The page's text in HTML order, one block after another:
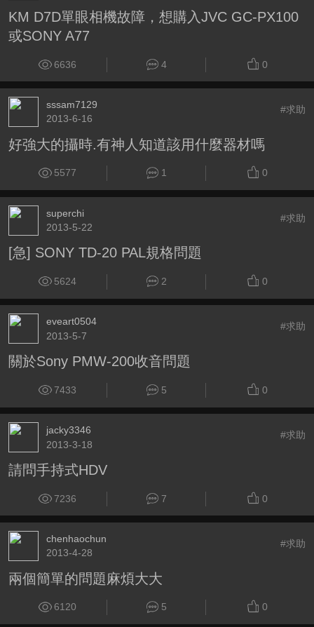
KM D7D單眼相機故障，想購入JVC GC-PX100
或SONY A77
6636 4 0
sssam7129
2013-6-16
#求助
好強大的攝時.有神人知道該用什麼器材嗎
5577 1 0
superchi
2013-5-22
#求助
[急] SONY TD-20 PAL規格問題
5624 2 0
eveart0504
2013-5-7
#求助
關於Sony PMW-200收音問題
7433 5 0
jacky3346
2013-3-18
#求助
請問手持式HDV
7236 7 0
chenhaochun
2013-4-28
#求助
兩個簡單的問題麻煩大大
6120 5 0